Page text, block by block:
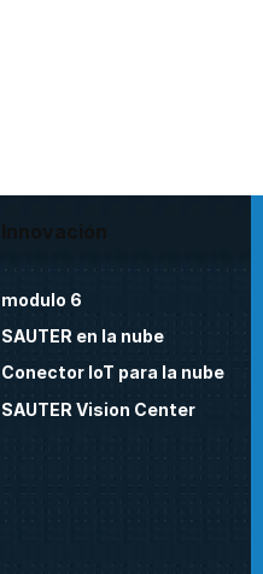
Innovación
modulo 6
SAUTER en la nube
Conector IoT para la nube
SAUTER Vision Center